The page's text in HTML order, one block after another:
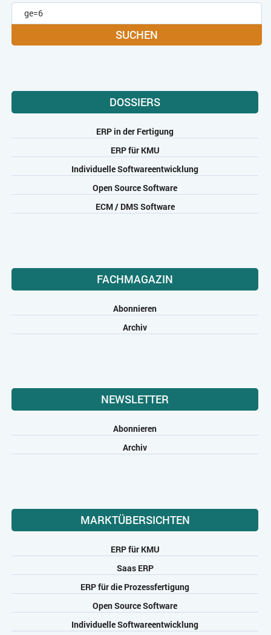
SUCHEN
DOSSIERS
ERP in der Fertigung
ERP für KMU
Individuelle Softwareentwicklung
Open Source Software
ECM / DMS Software
FACHMAGAZIN
Abonnieren
Archiv
NEWSLETTER
Abonnieren
Archiv
MARKTÜBERSICHTEN
ERP für KMU
Saas ERP
ERP für die Prozessfertigung
Open Source Software
Individuelle Softwareentwicklung